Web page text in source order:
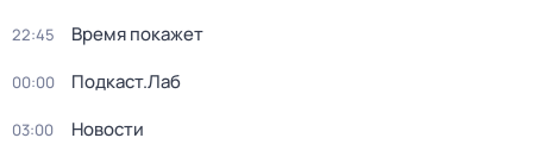
22:45 Время покажет
00:00 Подкаст.Лаб
03:00 Новости